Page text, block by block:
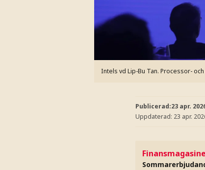
Intels vd Lip-Bu Tan. Processor-
Publicerad:23 apr.
Uppdaterad: 23 apr.